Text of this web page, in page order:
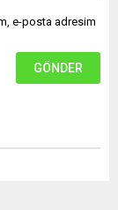
e-posta adresim